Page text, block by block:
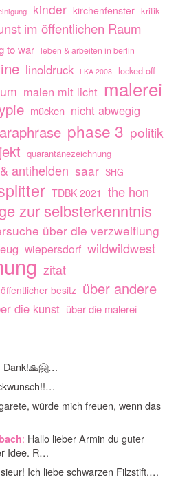
kinder kirchenfenster kritik
im öffentlichen Raum
to war leben & arbeiten in berlin
linoldruck LKA 2008 locked off
malen mit licht malerei
mücken nicht abwegig
phase 3 politik
quarantänezeichnung
antihelden saar SHG
TDBK 2021 the hon
zur selbsterkenntnis
über die verzweiflung
wiepersdorf wildwildwest
zitat
öffentlicher besitz über andere
die kunst über die malerei
Dank!🙏🤗…
würde mich freuen, wenn das
: Hallo lieber Armin du guter
Idee. R…
Ich liebe schwarzen Filzstift.…